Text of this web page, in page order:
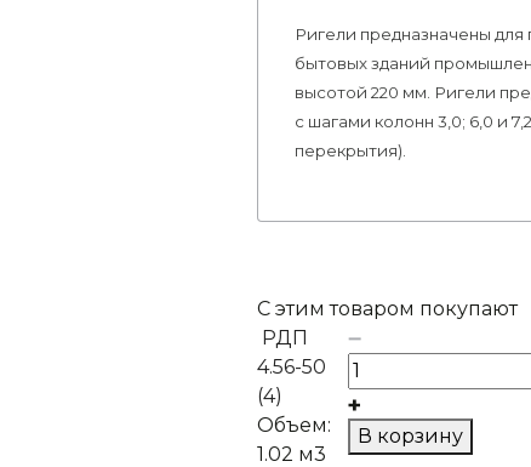
Ригели предназначены
бытовых зданий
высотой 220 мм. Ригели
с шагами колонн 3,0; 6,0 и
перекрытия).
С этим товаром покупают
РДП
4.56-50
(4)
Объем:
1.02 м3
В корзину